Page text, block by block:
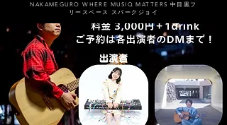
NAKAMEGURO WHERE MUSIQ MATTERS 中目黒フ
リースペース スパークジョイ